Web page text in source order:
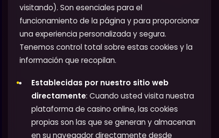
visitando). Son esenciales para el
funcionamiento de la página y para proporcionar
una experiencia personalizada y segura.
Tenemos control total sobre estas cookies y la
información que recopilan.
Establecidas por nuestro sitio web
directamente: Cuando usted visita nuestra
plataforma de casino online, las cookies
propias son las que se generan y almacenan
en su navegador directamente desde